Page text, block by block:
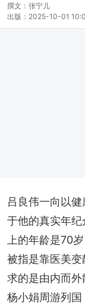
撰文： 张宁儿
出版： 2025-10-01
吕良伟一向以
于他的真实年
上的年龄是70
被指是靠医美
求的是由内而
杨小娟周游列